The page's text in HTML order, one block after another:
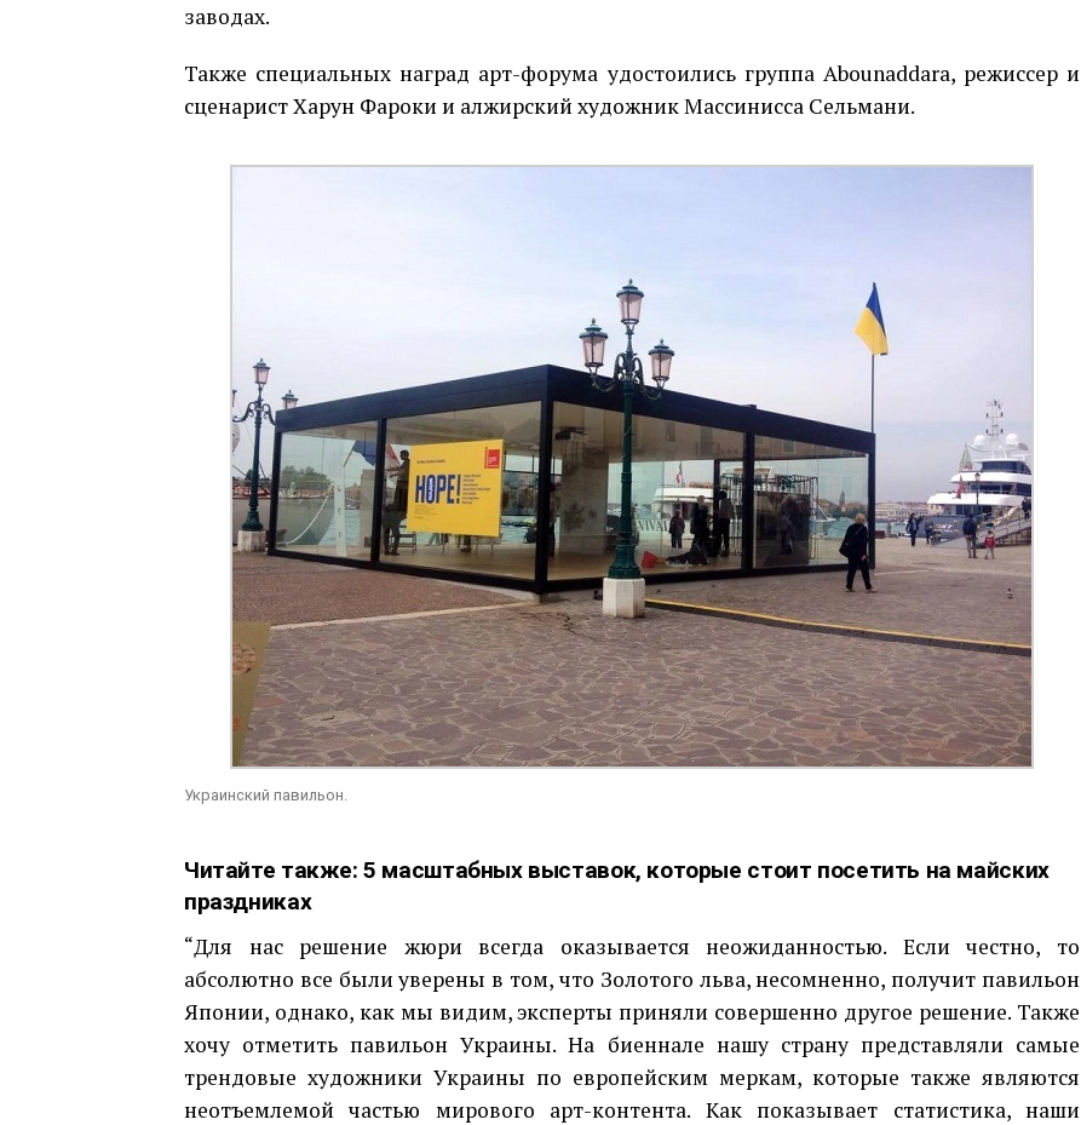
заводах.
Также специальных наград арт-форума удостоились группа Abounaddara, режиссер и
сценарист Харун Фароки и алжирский художник Массинисса Сельмани.
Украинский павильон.
Читайте также:5 масштабных выставок, которые стоит посетить на майских
праздниках
“Для нас решение жюри всегда оказывается неожиданностью. Если честно, то
абсолютно все были уверены в том, что Золотого льва, несомненно, получит павильон
Японии, однако, как мы видим, эксперты приняли совершенно другое решение. Также
хочу отметить павильон Украины. На биеннале нашу страну представляли самые
трендовые художники Украины по европейским меркам, которые также являются
неотъемлемой частью мирового арт-контента. Как показывает статистика, наши